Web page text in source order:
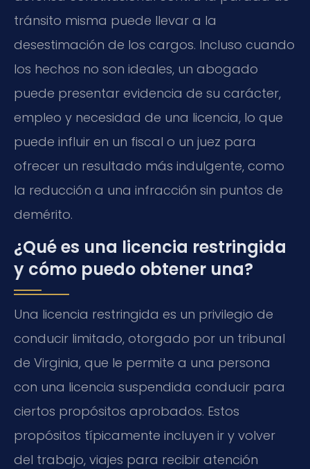
tránsito misma puede llevar a la
desestimación de los cargos. Incluso cuando
los hechos no son ideales, un abogado
puede presentar evidencia de su carácter,
empleo y necesidad de una licencia, lo que
puede influir en un fiscal o un juez para
ofrecer un resultado más indulgente, como
la reducción a una infracción sin puntos de
demérito.
¿Qué es una licencia restringida
y cómo puedo obtener una?
Una licencia restringida es un privilegio de
conducir limitado, otorgado por un tribunal
de Virginia, que le permite a una persona
con una licencia suspendida conducir para
ciertos propósitos aprobados. Estos
propósitos típicamente incluyen ir y volver
del trabajo, viajes para recibir atención